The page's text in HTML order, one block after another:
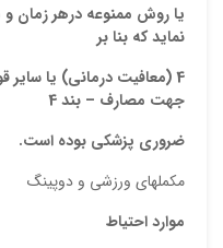
يا روش ممنوعه درهر زمان و
نمايد كه بنا بر
4 (معافيت درماني) يا ساير
جهت مصارف – بند 4
ضروري پزشكي بوده است.
مکملهای ورزشی و دوپینگ
موارد احتیاط